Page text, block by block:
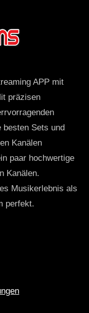
APP mit
präzisen
Sets und
Kanälen
paar hochwertige
Kanälen.
Musikerlebnis als
perfekt.